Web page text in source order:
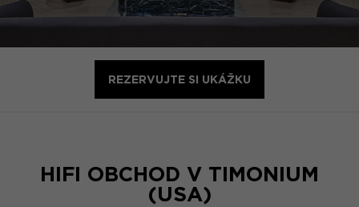
REZERVUJTE SI UKÁŽKU
HIFI OBCHOD V TIMONIUM
(USA)